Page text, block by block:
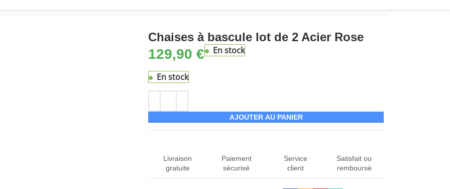
Chaises à bascule lot de 2 Acier Rose
129,90€ En stock
En stock
AJOUTER AU PANIER
Livraison
gratuite
Paiement
sécurisé
Service
client
Satisfait ou
remboursé